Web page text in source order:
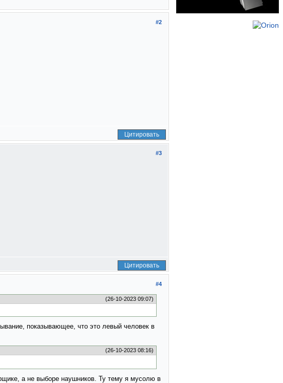
#2
Цитировать
#3
Цитировать
#4
(26-10-2023 09:07)
показывающее, что это левый человек в
(26-10-2023 08:16)
а не выборе наушников. Ту тему я мусолю в